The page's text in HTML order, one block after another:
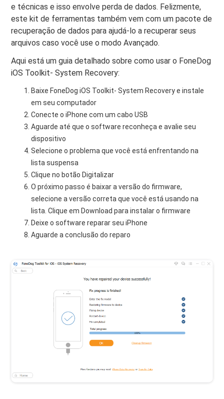
e técnicas e isso envolve perda de dados. Felizmente,
este kit de ferramentas também vem com um pacote de
recuperação de dados para ajudá-lo a recuperar seus
arquivos caso você use o modo Avançado.
Aqui está um guia detalhado sobre como usar o FoneDog
iOS Toolkit- System Recovery:
Baixe FoneDog iOS Toolkit- System Recovery e instale
em seu computador
Conecte o iPhone com um cabo USB
Aguarde até que o software reconheça e avalie seu
dispositivo
Selecione o problema que você está enfrentando na
lista suspensa
Clique no botão Digitalizar
O próximo passo é baixar a versão do firmware,
selecione a versão correta que você está usando na
lista. Clique em Download para instalar o firmware
Deixe o software reparar seu iPhone
Aguarde a conclusão do reparo